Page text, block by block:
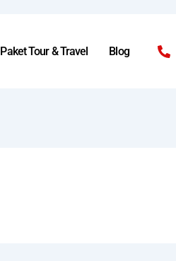
Paket Tour & Travel Blog